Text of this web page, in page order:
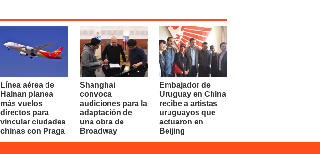
Línea aérea de
Hainan planea
más vuelos
directos para
vincular ciudades
chinas con Praga
Shanghai
convoca
audiciones para la
adaptación de
una obra de
Broadway
Embajador de
Uruguay en China
recibe a artistas
uruguayos que
actuaron en
Beijing